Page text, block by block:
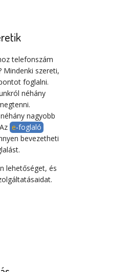
telefonszám
Mindenki szereti,
foglalni.
néhány
nagyobb
e-foglaló
bevezetheti
lehetőséget, és